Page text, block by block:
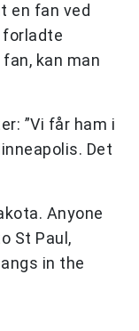
en fan ved
forladte
kan man
”Vi får ham i
Det
Anyone
St Paul,
in the